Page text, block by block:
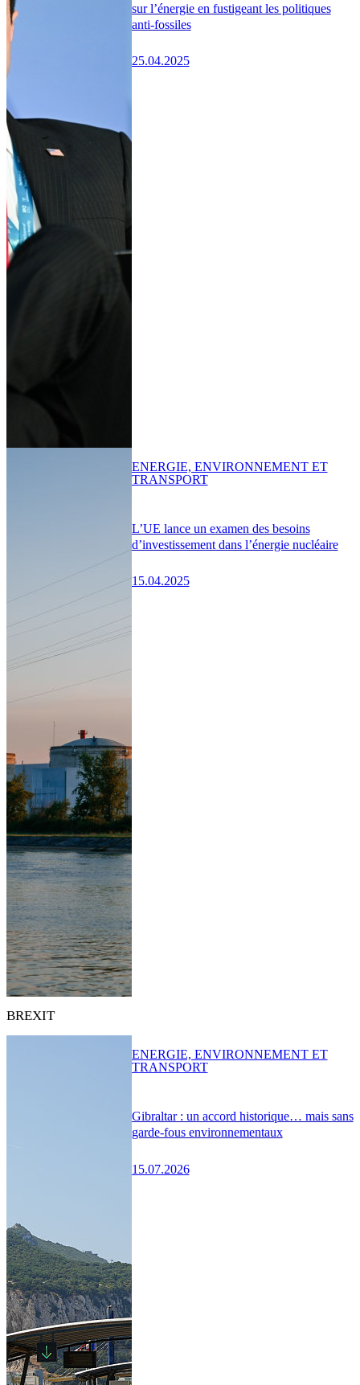
sur l’énergie en fustigeant les politiques
anti-fossiles
25.04.2025
L’UE lance un examen des besoins
d’investissement dans l’énergie nucléaire
15.04.2025
ENERGIE, ENVIRONNEMENT ET
TRANSPORT
BREXIT
Gibraltar : un accord historique… mais sans
garde-fous environnementaux
15.07.2026
ENERGIE, ENVIRONNEMENT ET
TRANSPORT